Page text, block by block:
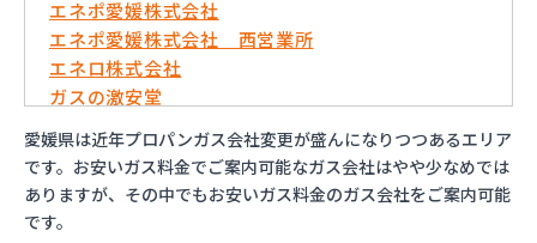
エネポ愛媛株式会社
エネポ愛媛株式会社 西営業所
エネロ株式会社
ガスの激安堂
ガス太郎
ともざわプロパン
マリンガス
みづほ商店
愛媛県は近年プロパンガス会社変更が盛んになりつつあるエリア
です。お安いガス料金でご案内可能なガス会社はやや少なめでは
ありますが、その中でもお安いガス料金のガス会社をご案内可能
です。